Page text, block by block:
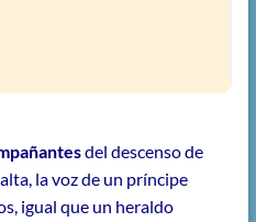
del descenso de
la voz de un príncipe
igual que un heraldo